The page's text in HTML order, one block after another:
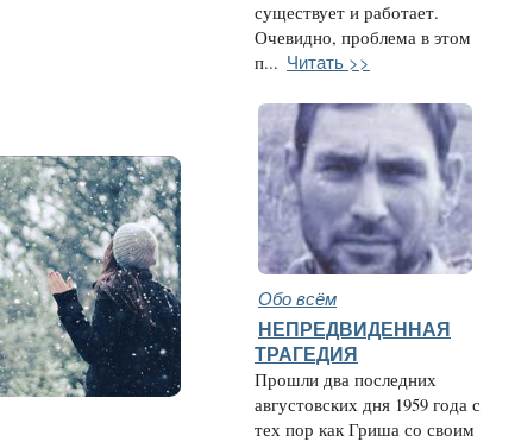
существует и работает.
Очевидно, проблема в этом
п... Читать >>
Обо всём
НЕПРЕДВИДЕННАЯ
ТРАГЕДИЯ
Прошли два последних
августовских дня 1959 года с
тех пор как Гриша со своим